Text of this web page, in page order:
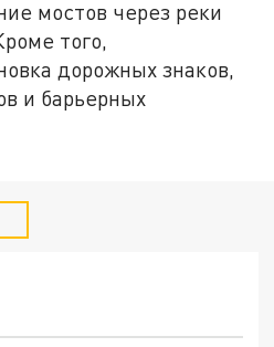
мостов через реки
того,
дорожных знаков,
и барьерных